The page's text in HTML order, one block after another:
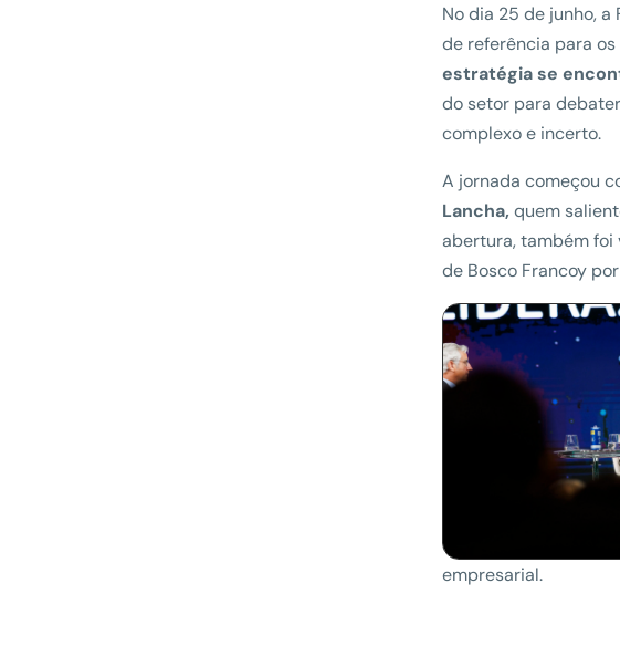
No dia 25 de junho,
de referência para
estratégia se
do setor para
complexo e incerto.
A jornada começou
Lancha, quem
abertura, também foi
de Bosco Francoy
empresarial.